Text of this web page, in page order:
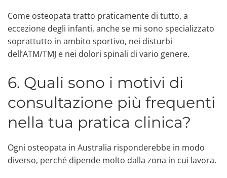
Come osteopata tratto praticamente di tutto, a
eccezione degli infanti, anche se mi sono specializzato
soprattutto in ambito sportivo, nei disturbi
dell’ATM/TMJ e nei dolori spinali di vario genere.
6. Quali sono i motivi di
consultazione più frequenti
nella tua pratica clinica?
Ogni osteopata in Australia risponderebbe in modo
diverso, perché dipende molto dalla zona in cui lavora.